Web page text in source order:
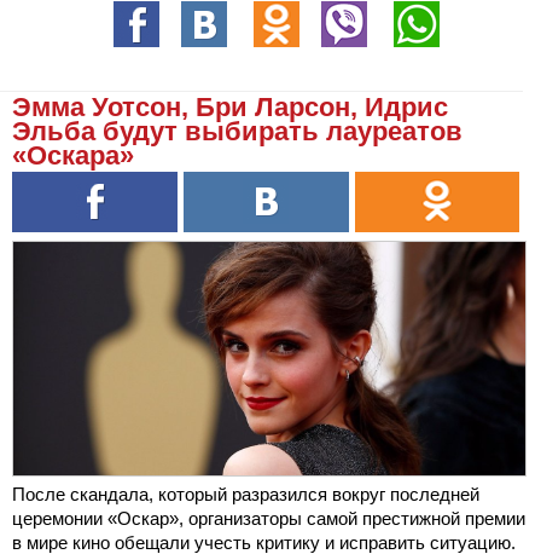
Эмма Уотсон, Бри Ларсон, Идрис
Эльба будут выбирать лауреатов
«Оскара»
После скандала, который разразился вокруг последней
церемонии «Оскар», организаторы самой престижной премии
в мире кино обещали учесть критику и исправить ситуацию.